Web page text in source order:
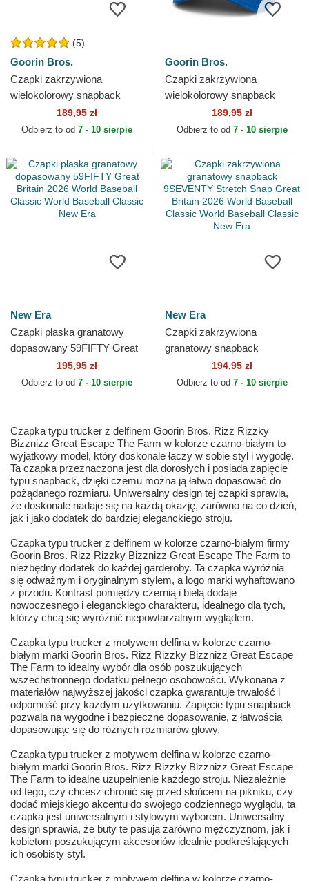
(5)
Goorin Bros.
Czapki zakrzywiona
wielokolorowy snapback
Goorin Bros. Cock Team
Rooster Original Recipe
189,95 zł
Odbierz to od 7 - 10 sierpie
Goorin Bros.
Czapki zakrzywiona
wielokolorowy snapback
Goorin Bros. King Team Tiger
Original Recipe Team Pride...
189,95 zł
Odbierz to od 7 - 10 sierpie
New Era
Czapki płaska granatowy
dopasowany 59FIFTY Great
Britain 2026 World Baseball
Classic World...
195,95 zł
Odbierz to od 7 - 10 sierpie
New Era
Czapki zakrzywiona
granatowy snapback
9SEVENTY Stretch Snap
Great Britain 2026 World
194,95 zł
Odbierz to od 7 - 10 sierpie
Czapka typu trucker z delfinem Goorin Bros. Rizz Rizzky
Bizznizz Great Escape The Farm w kolorze czarno-białym to
wyjątkowy model, który doskonale łączy w sobie styl i wygodę.
Ta czapka przeznaczona jest dla dorosłych i posiada zapięcie
typu snapback, dzięki czemu można ją łatwo dopasować do
pożądanego rozmiaru. Uniwersalny design tej czapki sprawia,
że doskonale nadaje się na każdą okazję, zarówno na co dzień,
jak i jako dodatek do bardziej eleganckiego stroju.
Czapka typu trucker z delfinem w kolorze czarno-białym firmy
Goorin Bros. Rizz Rizzky Bizznizz Great Escape The Farm to
niezbędny dodatek do każdej garderoby. Ta czapka wyróżnia
się odważnym i oryginalnym stylem, a logo marki wyhaftowano
z przodu. Kontrast pomiędzy czernią i bielą dodaje
nowoczesnego i eleganckiego charakteru, idealnego dla tych,
którzy chcą się wyróżnić niepowtarzalnym wyglądem.
Czapka typu trucker z motywem delfina w kolorze czarno-
białym marki Goorin Bros. Rizz Rizzky Bizznizz Great Escape
The Farm to idealny wybór dla osób poszukujących
wszechstronnego dodatku pełnego osobowości. Wykonana z
materiałów najwyższej jakości czapka gwarantuje trwałość i
odporność przy każdym użytkowaniu. Zapięcie typu snapback
pozwala na wygodne i bezpieczne dopasowanie, z łatwością
dopasowując się do różnych rozmiarów głowy.
Czapka typu trucker z motywem delfina w kolorze czarno-
białym marki Goorin Bros. Rizz Rizzky Bizznizz Great Escape
The Farm to idealne uzupełnienie każdego stroju. Niezależnie
od tego, czy chcesz chronić się przed słońcem na pikniku, czy
dodać miejskiego akcentu do swojego codziennego wyglądu, ta
czapka jest uniwersalnym i stylowym wyborem. Uniwersalny
design sprawia, że buty te pasują zarówno mężczyznom, jak i
kobietom poszukującym akcesoriów idealnie podkreślających
ich osobisty styl.